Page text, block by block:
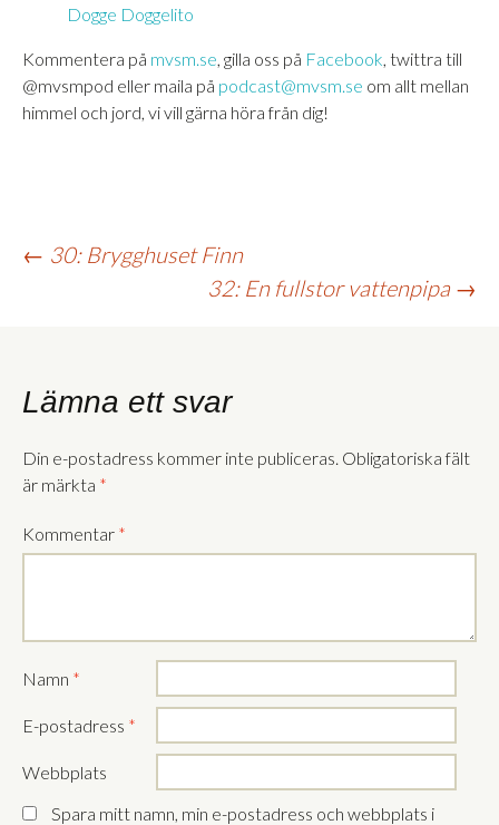
Dogge Doggelito
Kommentera på mvsm.se, gilla oss på Facebook, twittra till
@mvsmpod eller maila på podcast@mvsm.se om allt mellan
himmel och jord, vi vill gärna höra från dig!
Inläggsnavigering
← 30: Brygghuset Finn
32: En fullstor vattenpipa →
Lämna ett svar
Din e-postadress kommer inte publiceras. Obligatoriska fält
är märkta *
Kommentar *
Namn *
E-postadress *
Webbplats
Spara mitt namn, min e-postadress och webbplats i